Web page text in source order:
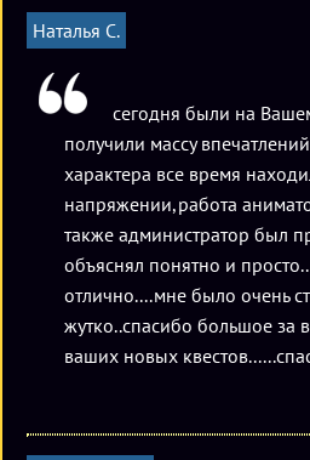
нашего сервиса. Стоимость
1500 до 3000 рублей для
Доплата за пятого и шестого
предусмотрена, однако
отступления от правил (условия
уточнять в момент
в ночное время или рано утром,
Наталья С.
сегодня были на
получили массу
характера все время
напряжении,работа
также администратор был
объяснял понятно и
отлично....мне было очень
жутко..спасибо большое за
ваших новых